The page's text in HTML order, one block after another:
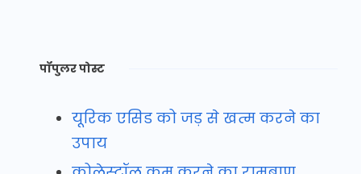
पॉपुलर पोस्ट
यूरिक एसिड को जड़ से खत्म करने का
उपाय